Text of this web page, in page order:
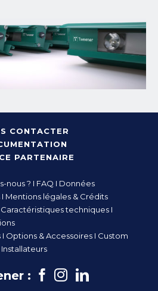
CONTACTER
PARTENAIRE
nous ? I FAQ I Données
I Mentions légales & Crédits
Caractéristiques techniques I
I Options & Accessoires I Custom
Installateurs
: FacebookInstagram